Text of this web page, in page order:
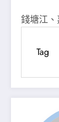
錢塘江
Tag